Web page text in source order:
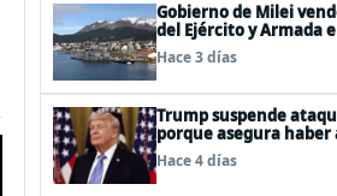
Gobierno de Milei
del Ejército y Armada
y Ushuaia
Hace 3 días
Trump suspende
porque asegura haber
«las bases de un
Hace 4 días